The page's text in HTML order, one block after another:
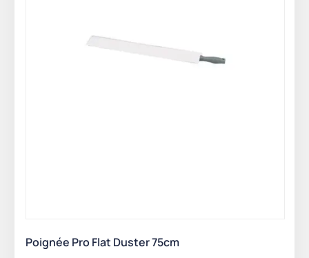
Poignée Pro Flat Duster 75cm